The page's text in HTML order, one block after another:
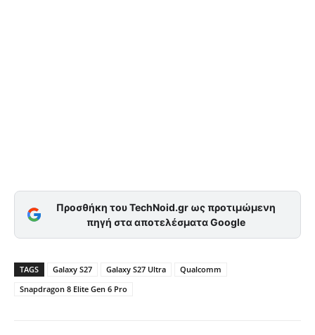
Προσθήκη του TechNoid.gr ως προτιμώμενη
πηγή στα αποτελέσματα Google
TAGS Galaxy S27 Galaxy S27 Ultra
Qualcomm
Snapdragon 8 Elite Gen 6 Pro